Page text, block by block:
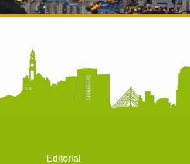
Editorial